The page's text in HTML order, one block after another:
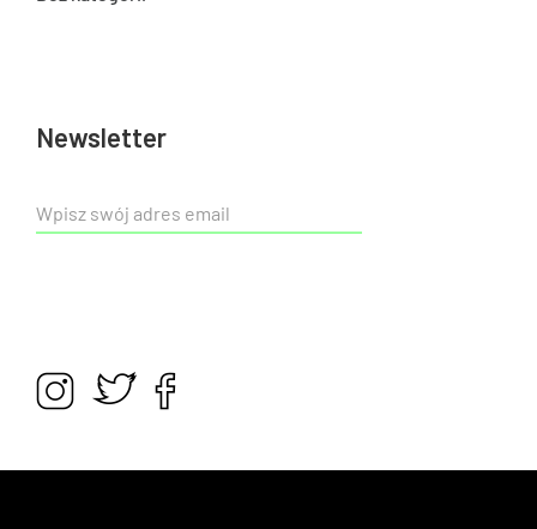
Newsletter